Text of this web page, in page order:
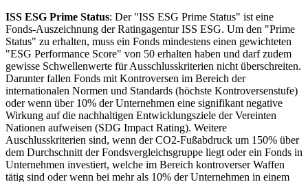
ISS ESG Prime Status: Der "ISS ESG Prime Status" ist eine
Fonds-Auszeichnung der Ratingagentur ISS ESG. Um den "Prime
Status" zu erhalten, muss ein Fonds mindestens einen gewichteten
"ESG Performance Score" von 50 erhalten haben und darf zudem
gewisse Schwellenwerte für Ausschlusskriterien nicht überschreiten.
Darunter fallen Fonds mit Kontroversen im Bereich der
internationalen Normen und Standards (höchste Kontroversenstufe)
oder wenn über 10% der Unternehmen eine signifikant negative
Wirkung auf die nachhaltigen Entwicklungsziele der Vereinten
Nationen aufweisen (SDG Impact Rating). Weitere
Auschlusskriterien sind, wenn der CO2-Fußabdruck um 150% über
dem Durchschnitt der Fondsvergleichsgruppe liegt oder ein Fonds in
Unternehmen investiert, welche im Bereich kontroverser Waffen
tätig sind oder wenn bei mehr als 10% der Unternehmen in einem